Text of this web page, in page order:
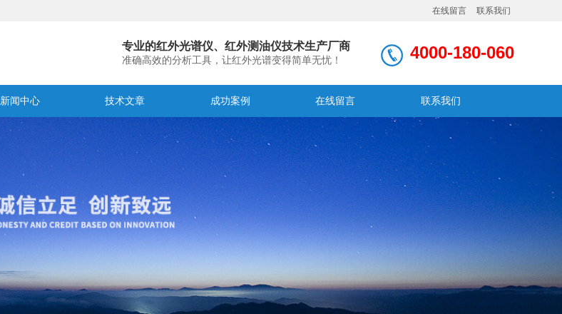
在线留言 联系我们
4000-180-060
专业的红外光谱仪、红外测油仪技术生产厂商
准确高效的分析工具，让红外光谱变得简单无忧！
新闻中心 技术文章 成功案例 在线留言 联系我们